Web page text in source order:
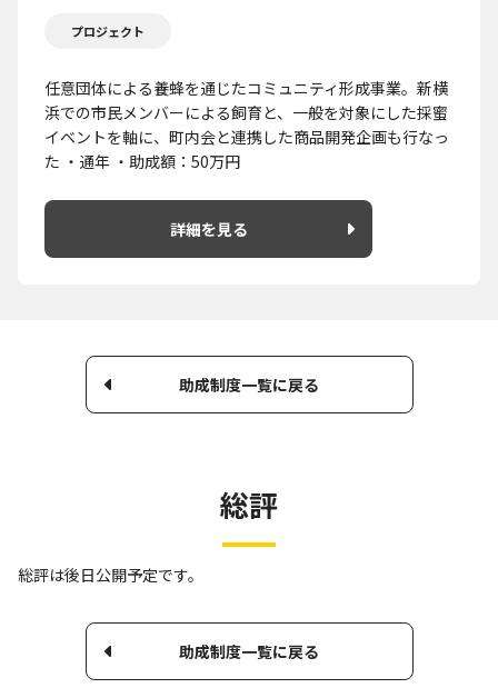
プロジェクト
任意団体による養蜂を通じたコミュニティ形成事業。新横
浜での市民メンバーによる飼育と、一般を対象にした採蜜
イベントを軸に、町内会と連携した商品開発企画も行なっ
た ・通年 ・助成額：50万円
詳細を見る
助成制度一覧に戻る
総評
総評は後日公開予定です。
助成制度一覧に戻る